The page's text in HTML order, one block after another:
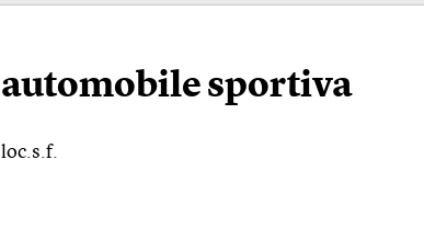
automobile sportiva
loc.s.f.